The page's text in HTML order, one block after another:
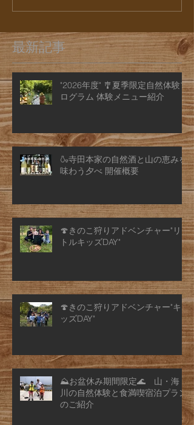
最新記事
"2026年度" 🎐夏季限定自然体験プ
ログラム 体験メニュー紹介
🍶寺田本家の自然酒と山の恵みを
味わう夕べ 開催概要
🍄きのこ狩りアドベンチャー"リ
トルキッズDAY"
🍄きのこ狩りアドベンチャー"キ
ッズDAY"
⛰️お盆休み期間限定🌊 山・海・
川の自然体験と食満喫宿泊プラン
のご紹介